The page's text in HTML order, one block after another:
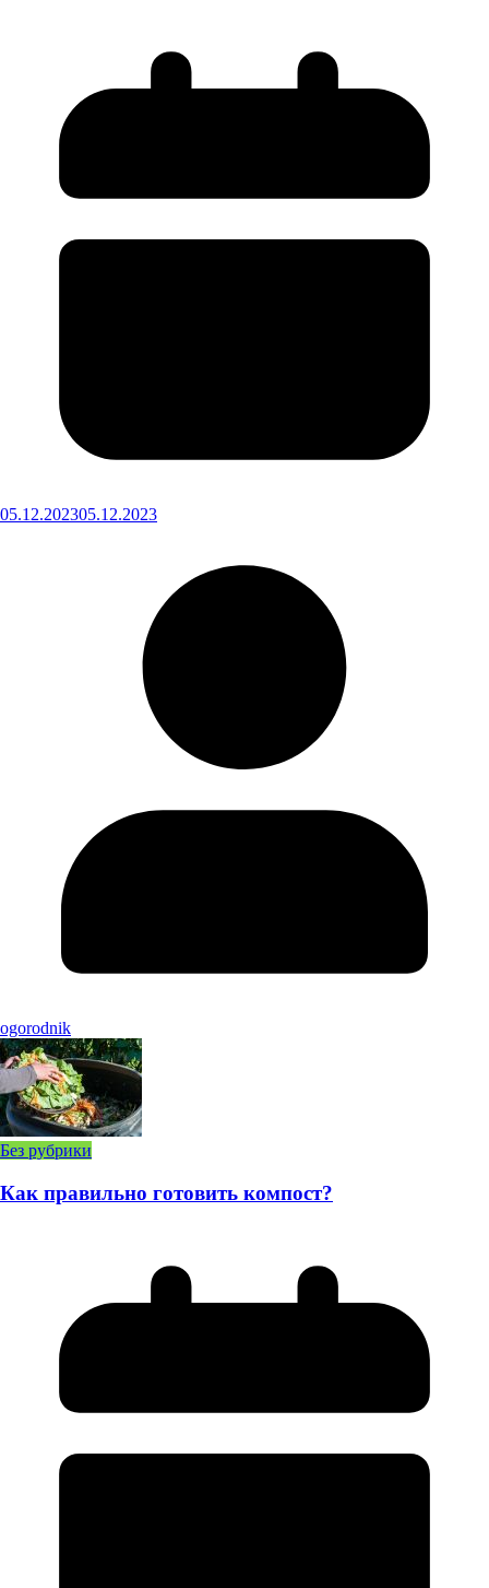
05.12.202305.12.2023
ogorodnik
Без рубрики
Как правильно готовить компост?